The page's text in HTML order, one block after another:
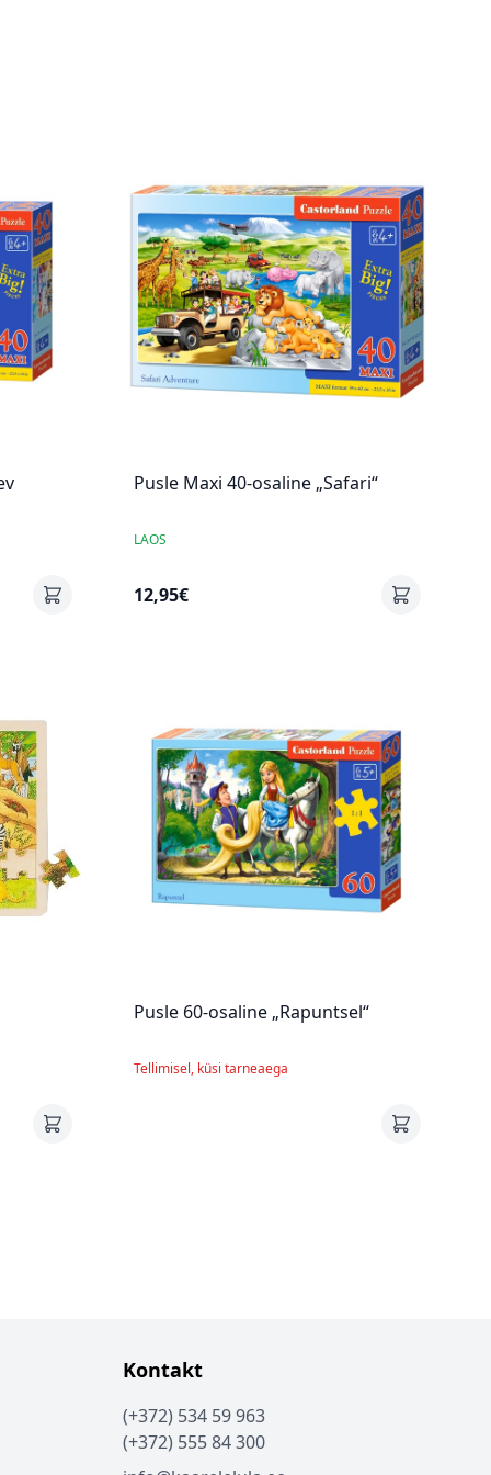
Pusle Maxi 40-osaline „Safari“
LAOS
12,95€
Pusle 60-osaline „Rapuntsel“
Tellimisel, küsi tarneaega
Kontakt
(+372) 534 59 963
(+372) 555 84 300